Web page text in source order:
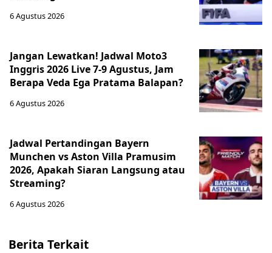
6 Agustus 2026
Jangan Lewatkan! Jadwal Moto3
Inggris 2026 Live 7-9 Agustus, Jam
Berapa Veda Ega Pratama Balapan?
6 Agustus 2026
Jadwal Pertandingan Bayern
Munchen vs Aston Villa Pramusim
2026, Apakah Siaran Langsung atau
Streaming?
6 Agustus 2026
Berita Terkait